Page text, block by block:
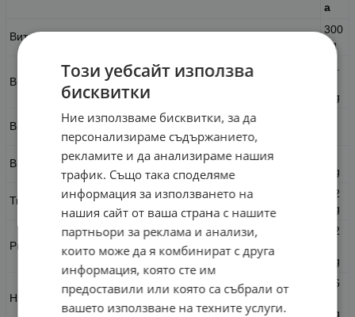
а
Витамин A (ретинил палмитат)
300
µg
Витамин C (аскорбинова киселина)
37.
mg
Витамин D3 (холекалциферол)
Витамин E (D-алфа токоферил ацетат)
mg
Тиамин / B1 (тиамин HCI)
0.2
mg
Рибофлавин (Витамин B2)
0.2
mg
Ниацин (Витамин B3 / ниацинамид)
2.6
mg
Този уебсайт използва
бисквитки
Ние използваме бисквитки, за да
персонализираме съдържанието,
рекламите и да анализираме нашия
трафик. Също така споделяме
информация за използването на
нашия сайт от ваша страна с нашите
партньори за реклама и анализи,
които може да я комбинират с друга
информация, която сте им
предоставили или която са събрали от
вашето използване на техните услуги.